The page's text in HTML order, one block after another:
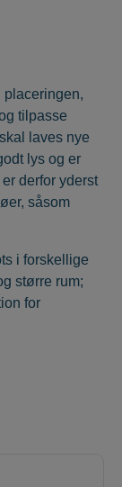
placeringen,
tilpasse
laves nye
lys og er
derfor yderst
såsom
i forskellige
større rum;
for